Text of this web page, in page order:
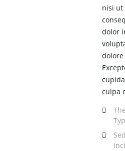
nisi ut
dolor
culpa